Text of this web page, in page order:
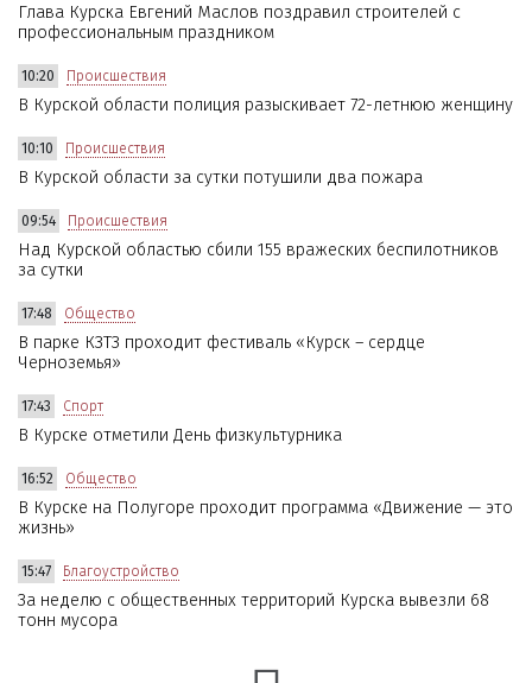
Глава Курска Евгений Маслов поздравил строителей с
профессиональным праздником
10:20 Происшествия
В Курской области полиция разыскивает 72-летнюю женщину
10:10 Происшествия
В Курской области за сутки потушили два пожара
09:54 Происшествия
Над Курской областью сбили 155 вражеских беспилотников
за сутки
17:48 Общество
В парке КЗТЗ проходит фестиваль «Курск – сердце
Черноземья»
17:43 Спорт
В Курске отметили День физкультурника
16:52 Общество
В Курске на Полугоре проходит программа «Движение — это
жизнь»
15:47 Благоустройство
За неделю с общественных территорий Курска вывезли 68
тонн мусора